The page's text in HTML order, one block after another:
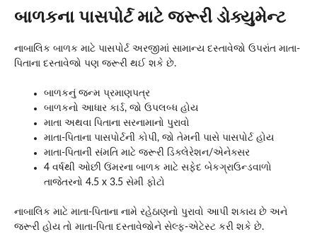
બાળકના પાસપોર્ટ માટે જરૂરી ડોક્યુમેન્ટ
નાબાલિક બાળક માટે પાસપોર્ટ અરજીમાં સામાન્ય દસ્તાવેજો ઉપરાંત માતા-
પિતાના દસ્તાવેજો પણ જરૂરી થઈ શકે છે.
બાળકનું જન્મ પ્રમાણપત્ર
બાળકનો આધાર કાર્ડ, જો ઉપલબ્ધ હોય
માતા અથવા પિતાના સરનામાનો પુરાવો
માતા-પિતાના પાસપોર્ટની કોપી, જો તેમની પાસે પાસપોર્ટ હોય
માતા-પિતાની સંમતિ માટે જરૂરી ડિક્લેરેશન/એનેક્સર
4 વર્ષથી ઓછી ઉંમરના બાળક માટે સફેદ બેકગ્રાઉન્ડવાળો
તાજેતરનો 4.5 x 3.5 સેમી ફોટો
નાબાલિક માટે માતા-પિતાના નામે રહેઠાણનો પુરાવો આપી શકાય છે અને
જરૂરી હોય તો માતા-પિતા દસ્તાવેજોને સેલ્ફ-એટેસ્ટ કરી શકે છે.